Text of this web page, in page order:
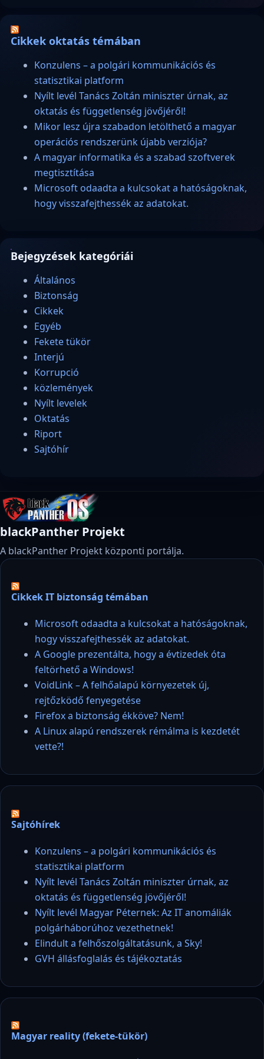
Cikkek oktatás témában
Konzulens – a polgári kommunikációs és
statisztikai platform
Nyílt levél Tanács Zoltán miniszter úrnak, az
oktatás és függetlenség jövőjéről!
Mikor lesz újra szabadon letölthető a magyar
operációs rendszerünk újabb verziója?
A magyar informatika és a szabad szoftverek
megtisztítása
Microsoft odaadta a kulcsokat a hatóságoknak,
hogy visszafejthessék az adatokat.
Bejegyzések kategóriái
Általános
Biztonság
Cikkek
Egyéb
Fekete tükör
Interjú
Korrupció
közlemények
Nyílt levelek
Oktatás
Riport
Sajtóhír
blackPanther Projekt
A blackPanther Projekt központi portálja.
Cikkek IT biztonság témában
Microsoft odaadta a kulcsokat a hatóságoknak,
hogy visszafejthessék az adatokat.
A Google prezentálta, hogy a évtizedek óta
feltörhető a Windows!
VoidLink – A felhőalapú környezetek új,
rejtőzködő fenyegetése
Firefox a biztonság ékköve? Nem!
A Linux alapú rendszerek rémálma is kezdetét
vette?!
Sajtóhírek
Konzulens – a polgári kommunikációs és
statisztikai platform
Nyílt levél Tanács Zoltán miniszter úrnak, az
oktatás és függetlenség jövőjéről!
Nyílt levél Magyar Péternek: Az IT anomáliák
polgárháborúhoz vezethetnek!
Elindult a felhőszolgáltatásunk, a Sky!
GVH állásfoglalás és tájékoztatás
Magyar reality (fekete-tükör)